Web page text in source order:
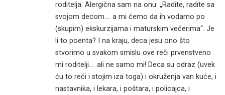
roditelja. Alergična sam na onu: „Radite, radite sa
svojom decom…. a mi ćemo da ih vodamo po
(skupim) ekskurzijama i maturskim večerima“. Je
li to poenta? I na kraju, deca jesu ono što
stvorimo u svakom smislu ove reči prvenstveno
mi roditelji…. ali ne samo mi! Deca su odraz (uvek
ću to reći i stojim iza toga) i okruženja van kuće, i
nastavnika, i lekara, i poštara, i policajca, i